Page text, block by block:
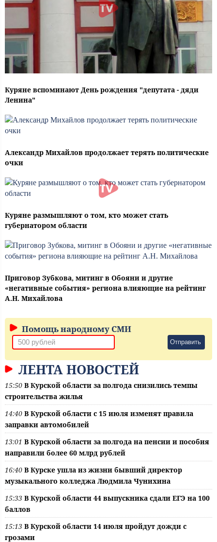
Куряне вспоминают День рождения "депутата - дяди
Ленина"
Александр Михайлов продолжает терять политические
очки
Куряне размышляют о том, кто может стать
губернатором области
Приговор Зубкова, митинг в Обояни и другие
«негативные события» региона влияющие на рейтинг
А.Н. Михайлова
Помощь народному СМИ
Отправить
ЛЕНТА НОВОСТЕЙ
15:50 В Курской области за полгода снизились темпы
строительства жилья
14:40 В Курской области с 15 июля изменят правила
заправки автомобилей
13:01 В Курской области за полгода на пенсии и пособия
направили более 60 млрд рублей
16:40 В Курске ушла из жизни бывший директор
музыкального колледжа Людмила Чунихина
15:33 В Курской области 44 выпускника сдали ЕГЭ на 100
баллов
15:13 В Курской области 14 июля пройдут дожди с
грозами